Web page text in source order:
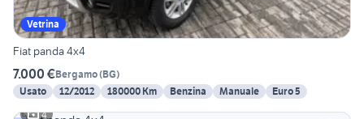
Vetrina
Fiat panda 4x4
7.000 €Bergamo(BG)
Usato
12/2012 180000 Km Benzina Manuale
Euro 5
4